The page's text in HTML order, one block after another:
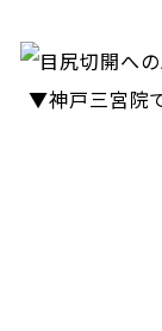
▼神戸三宮院